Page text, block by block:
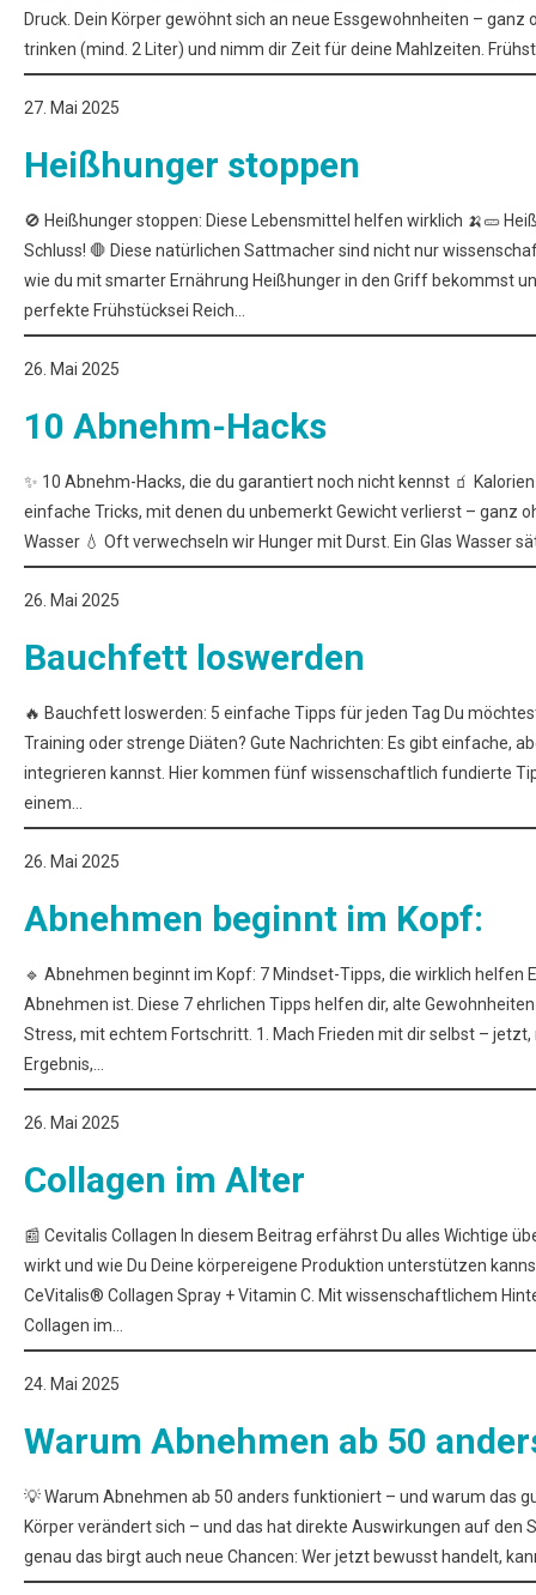
Druck. Dein Körper gewöhnt sich an neue Essgewohnheiten –
trinken (mind. 2 Liter) und nimm dir Zeit für deine Mahlzeiten.
27. Mai 2025
Heißhunger stoppen
🚫 Heißhunger stoppen: Diese Lebensmittel helfen wirklich 🍌🥒
Schluss! 🛑 Diese natürlichen Sattmacher sind nicht nur
wie du mit smarter Ernährung Heißhunger in den Griff bekommst
perfekte Frühstücksei Reich…
26. Mai 2025
10 Abnehm-Hacks
✨ 10 Abnehm-Hacks, die du garantiert noch nicht kennst 🧃
einfache Tricks, mit denen du unbemerkt Gewicht verlierst – ganz
Wasser 💧 Oft verwechseln wir Hunger mit Durst. Ein Glas Wasser
26. Mai 2025
Bauchfett loswerden
🔥 Bauchfett loswerden: 5 einfache Tipps für jeden Tag Du
Training oder strenge Diäten? Gute Nachrichten: Es gibt einfache,
integrieren kannst. Hier kommen fünf wissenschaftlich fundierte
einem…
26. Mai 2025
Abnehmen beginnt im Kopf:
🔹 Abnehmen beginnt im Kopf: 7 Mindset-Tipps, die wirklich
Abnehmen ist. Diese 7 ehrlichen Tipps helfen dir, alte
Stress, mit echtem Fortschritt. 1. Mach Frieden mit dir selbst –
Ergebnis,…
26. Mai 2025
Collagen im Alter
📰 Cevitalis Collagen In diesem Beitrag erfährst Du alles Wichtige
wirkt und wie Du Deine körpereigene Produktion unterstützen
CeVitalis® Collagen Spray + Vitamin C. Mit wissenschaftlichem
Collagen im…
24. Mai 2025
Warum Abnehmen ab 50
💡 Warum Abnehmen ab 50 anders funktioniert – und warum das
Körper verändert sich – und das hat direkte Auswirkungen auf den
genau das birgt auch neue Chancen: Wer jetzt bewusst handelt,